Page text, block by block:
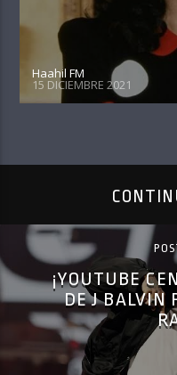
Haahil FM
15 DICIEMBRE 2021
¡YOUTUBE
DE J BALVIN